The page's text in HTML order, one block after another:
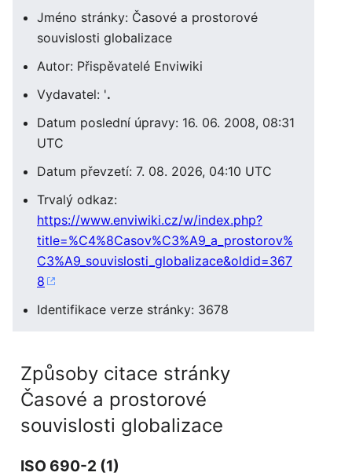
Jméno stránky: Časové a prostorové
souvislosti globalizace
Autor: Přispěvatelé Enviwiki
Vydavatel: '.
Datum poslední úpravy: 16. 06. 2008, 08:31
UTC
Datum převzetí: 7. 08. 2026, 04:10 UTC
Trvalý odkaz:
https://www.enviwiki.cz/w/index.php?
title=%C4%8Casov%C3%A9_a_prostorov%
C3%A9_souvislosti_globalizace&oldid=367
8
Identifikace verze stránky: 3678
Způsoby citace stránky
Časové a prostorové
souvislosti globalizace
ISO 690-2 (1)